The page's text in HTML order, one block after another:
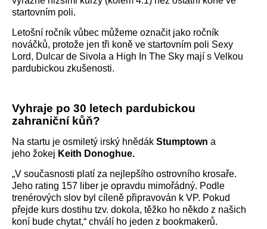
startovním poli.
Letošní ročník vůbec můžeme označit jako ročník
nováčků, protože jen tři koně ve startovním poli Sexy
Lord, Dulcar de Sivola a High In The Sky mají s Velkou
pardubickou zkušenosti.
Vyhraje po 30 letech pardubickou
zahraniční kůň?
Na startu je osmiletý irský hnědák Stumptown a
jeho žokej Keith Donoghue.
„V současnosti platí za nejlepšího ostrovního krosaře.
Jeho rating 157 liber je opravdu mimořádný. Podle
trenérových slov byl cíleně připravován k VP. Pokud
přejde kurs dostihu tzv. dokola, těžko ho někdo z našich
koní bude chytat,“ chválí ho jeden z bookmakerů.